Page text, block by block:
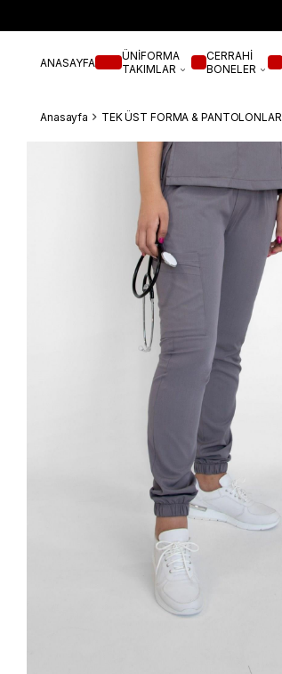
ANASAYFA
ÜNİFORMA
TAKIMLAR
CERRAHİ
BONELER
Anasayfa TEK ÜST FORMA & PANTOLONLAR